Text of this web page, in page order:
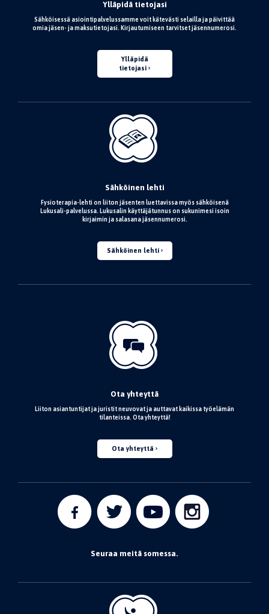
Ylläpidä tietojasi
Sähköisessä asiointipalvelussamme voit kätevästi selailla ja päivittää
omia jäsen- ja maksutietojasi. Kirjautumiseen tarvitset jäsennumerosi.
Ylläpidä
tietojasi
Sähköinen lehti
Fysioterapia-lehti on liiton jäsenten luettavissa myös sähköisenä
Lukusali-palvelussa. Lukusalin käyttäjätunnus on sukunimesi isoin
kirjaimin ja salasana jäsennumerosi.
Sähköinen lehti
Ota yhteyttä
Liiton asiantuntijat ja juristit neuvovat ja auttavat kaikissa työelämän
tilanteissa. Ota yhteyttä!
Ota yhteyttä
Seuraa meitä somessa.